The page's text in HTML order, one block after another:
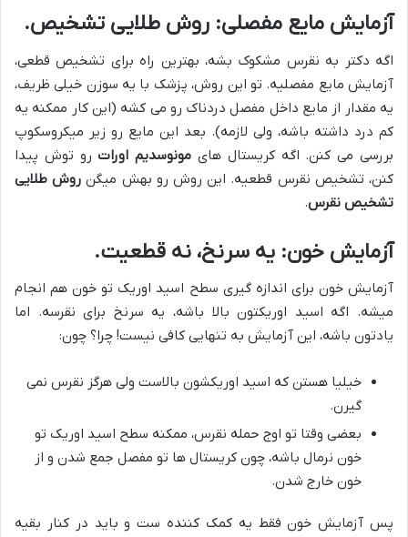
آزمایش مایع مفصلی: روش طلایی تشخیص.
اگه دکتر به نقرس مشکوک بشه، بهترین راه برای تشخیص قطعی،
آزمایش مایع مفصلیه. تو این روش، پزشک با یه سوزن خیلی ظریف،
یه مقدار از مایع داخل مفصل دردناک رو می کشه (این کار ممکنه یه
کم درد داشته باشه، ولی لازمه). بعد این مایع رو زیر میکروسکوپ
بررسی می کنن. اگه کریستال های مونوسدیم اورات رو توش پیدا
کنن، تشخیص نقرس قطعیه. این روش رو بهش میگن روش طلایی
تشخیص نقرس.
آزمایش خون: یه سرنخ، نه قطعیت.
آزمایش خون برای اندازه گیری سطح اسید اوریک تو خون هم انجام
میشه. اگه اسید اوریکتون بالا باشه، یه سرنخ برای نقرسه. اما
یادتون باشه، این آزمایش به تنهایی کافی نیست! چرا؟ چون:
خیلیا هستن که اسید اوریکشون بالاست ولی هرگز نقرس نمی
گیرن.
بعضی وقتا تو اوج حمله نقرس، ممکنه سطح اسید اوریک تو
خون نرمال باشه، چون کریستال ها تو مفصل جمع شدن و از
خون خارج شدن.
پس آزمایش خون فقط یه کمک کننده ست و باید در کنار بقیه